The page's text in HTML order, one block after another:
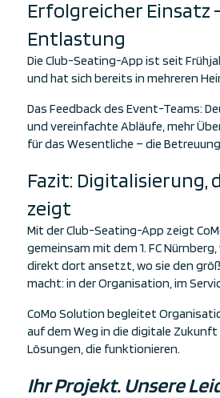
Erfolgreicher Einsatz
Entlastung
Die Club-Seating-App ist seit
und hat sich bereits in mehreren
Das Feedback des Event-Teams:
und vereinfachte Abläufe, mehr
für das Wesentliche – die
Fazit: Digitalisierung,
zeigt
Mit der Club-Seating-App zeigt
gemeinsam mit dem 1. FC
direkt dort ansetzt, wo sie den
macht: in der Organisation, im
CoMo Solution begleitet
auf dem Weg in die digitale
Lösungen, die funktionieren.
Ihr Projekt. Unsere